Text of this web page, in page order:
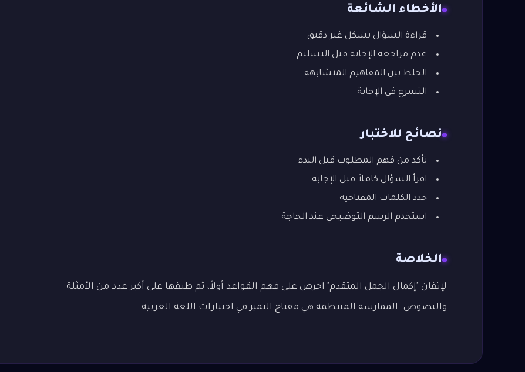
الأخطاء الشائعة
قراءة السؤال بشكل غير دقيق
عدم مراجعة الإجابة قبل التسليم
الخلط بين المفاهيم المتشابهة
التسرع في الإجابة
نصائح للاختبار
تأكد من فهم المطلوب قبل البدء
اقرأ السؤال كاملاً قبل الإجابة
حدد الكلمات المفتاحية
استخدم الرسم التوضيحي عند الحاجة
الخلاصة
لإتقان "إكمال الجمل المتقدم" احرص على فهم القواعد أولاً، ثم طبقها على أكبر عدد من الأمثلة
والنصوص. الممارسة المنتظمة هي مفتاح التميز في اختبارات اللغة العربية.